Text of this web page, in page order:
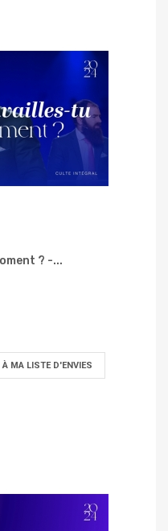
? -...
À MA LISTE D'ENVIES